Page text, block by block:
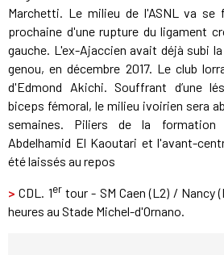
Marchetti. Le milieu de l'ASNL va se
prochaine d'une rupture du ligament
gauche. L'ex-Ajaccien avait déjà subi
genou, en décembre 2017. Le club
d'Edmond Akichi. Souffrant d’une
biceps fémoral, le milieu ivoirien sera
semaines. Piliers de la formation
Abdelhamid El Kaoutari et l'avant-
été laissés au repos
> CDL. 1ertour - SM Caen (L2) / Nancy
heures au Stade Michel-d'Ornano.